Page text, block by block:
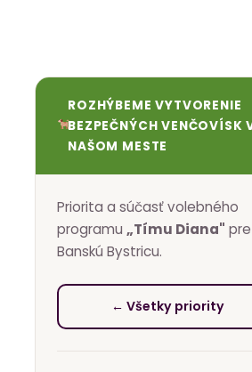
ROZHÝBEME VYTVORENIE
BEZPEČNÝCH VENČOVÍSK
NAŠOM MESTE
Priorita a súčasť volebného
programu „Tímu Diana" pre
Banskú Bystricu.
← Všetky priority